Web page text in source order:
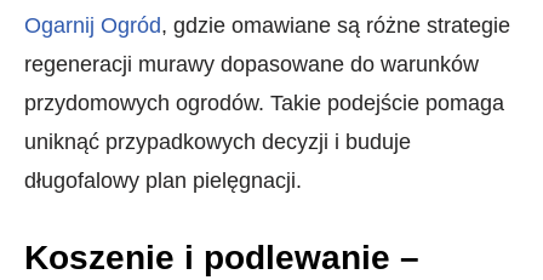
Ogarnij Ogród, gdzie omawiane są różne strategie
regeneracji murawy dopasowane do warunków
przydomowych ogrodów. Takie podejście pomaga
uniknąć przypadkowych decyzji i buduje
długofalowy plan pielęgnacji.
Koszenie i podlewanie –